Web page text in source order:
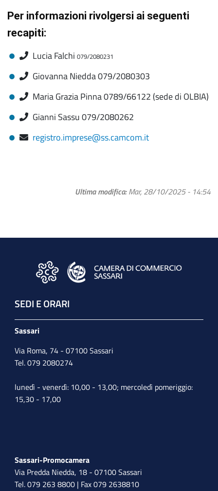
Per informazioni rivolgersi ai seguenti
recapiti:
Lucia Falchi 079/2080231
Giovanna Niedda 079/2080303
Maria Grazia Pinna 0789/66122 (sede di OLBIA)
Gianni Sassu 079/2080262
registro.imprese@ss.camcom.it
Ultima modifica Mar, 28/10/2025 - 14:54
SEDI E ORARI
Sassari
Via Roma, 74 - 07100 Sassari
Tel. 079 2080274
lunedì - venerdì: 10,00 - 13,00; mercoledì pomeriggio:
15,30 - 17,00
Sassari-Promocamera
Via Predda Niedda, 18 - 07100 Sassari
Tel. 079 263 8800 | Fax 079 2638810